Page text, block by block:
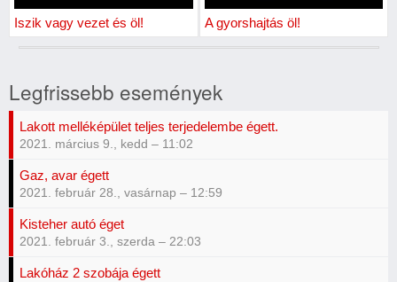
Iszik vagy vezet és öl! A gyorshajtás öl!
Legfrissebb események
Lakott melléképület teljes terjedelembe égett.
2021. március 9., kedd – 11:02
Gaz, avar égett
2021. február 28., vasárnap – 12:59
Kisteher autó éget
2021. február 3., szerda – 22:03
Lakóház 2 szobája égett